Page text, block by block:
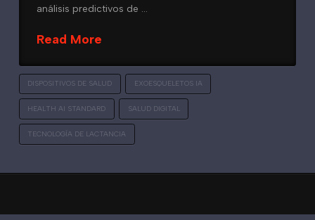
análisis predictivos de …
Read More
DISPOSITIVOS DE SALUD EXOESQUELETOS IA
HEALTH AI STANDARD SALUD DIGITAL
TECNOLOGÍA DE LACTANCIA